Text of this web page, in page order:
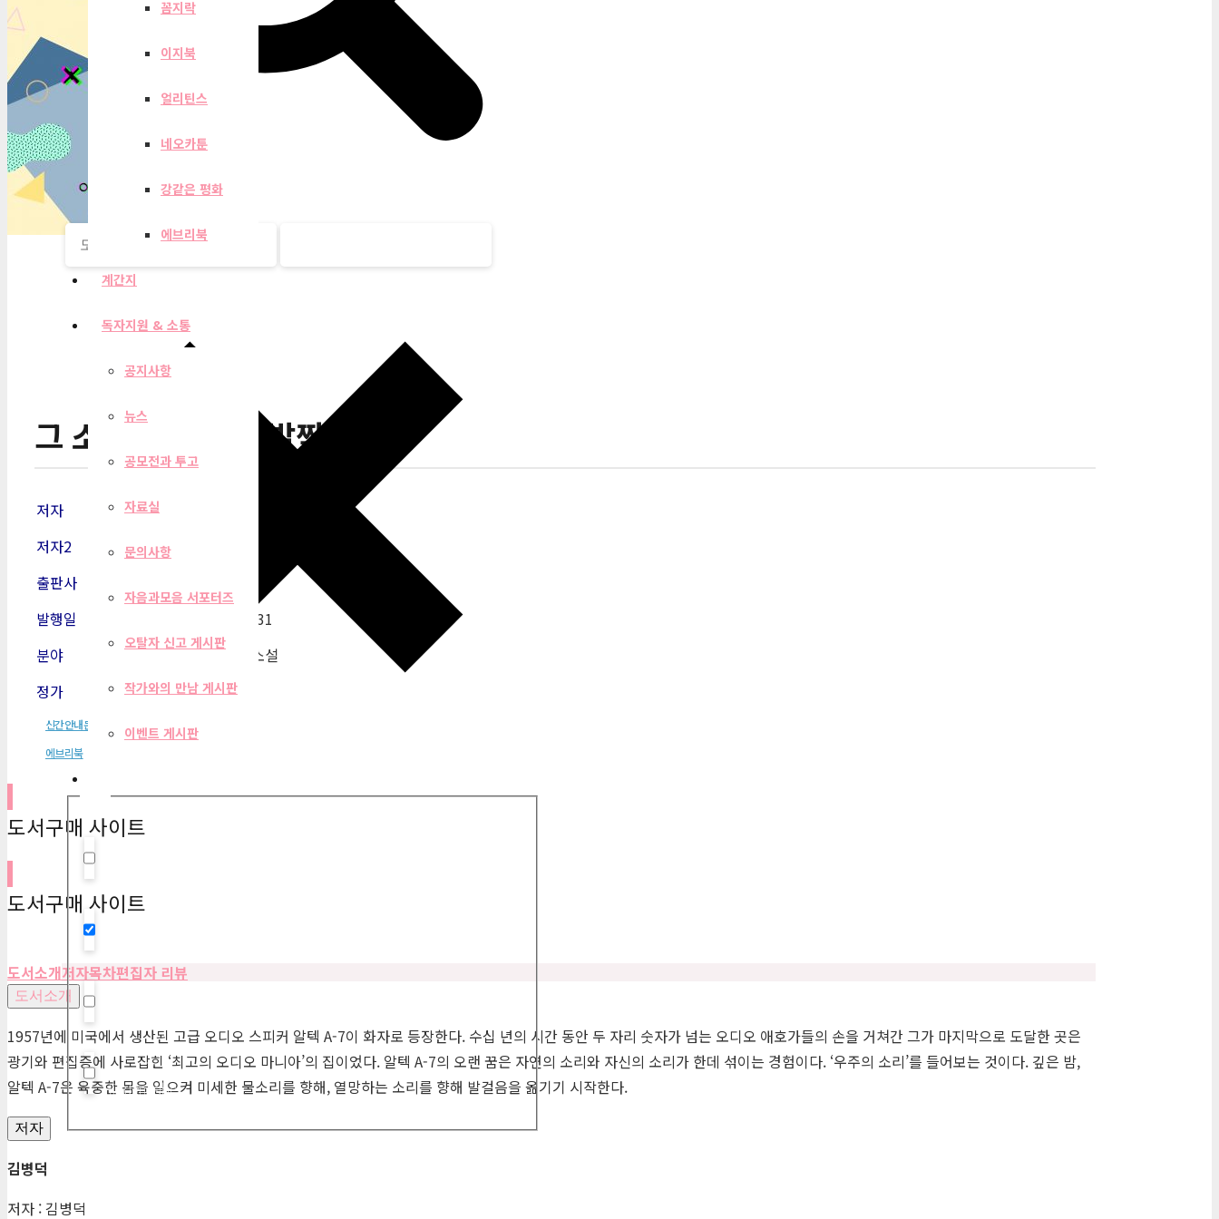
Hidden label
꼼지락
이지북
얼리틴스
네오카툰
강같은 평화
에브리북
계간지
독자지원 & 소통
공지사항
뉴스
공모전과 투고
자료실
문의사항
자음과모음 서포터즈
오탈자 신고 게시판
작가와의 만남 게시판
이벤트 게시판
그 소리 쪽으로 한 발짝 더
저자
저자2
출판사
발행일
-31
분야
한국단편소설
정가
2,900원
신간안내문
에브리북
도서구매 사이트
도서구매 사이트
도서소개저자목차편집자 리뷰
도서소개
1957년에 미국에서 생산된 고급 오디오 스피커 알텍 A-7이 화자로 등장한다. 수십 년의 시간 동안 두 자리 숫자가 넘는 오디오 애호가들의 손을 거쳐간 그가 마지막으로 도달한 곳은
광기와 편집증에 사로잡힌 ‘최고의 오디오 마니아’의 집이었다. 알텍 A-7의 오랜 꿈은 자연의 소리와 자신의 소리가 한데 섞이는 경험이다. ‘우주의 소리’를 들어보는 것이다. 깊은 밤,
알텍 A-7은 육중한 몸을 일으켜 미세한 물소리를 향해, 열망하는 소리를 향해 발걸음을 옮기기 시작한다.
저자
김병덕
저자 : 김병덕